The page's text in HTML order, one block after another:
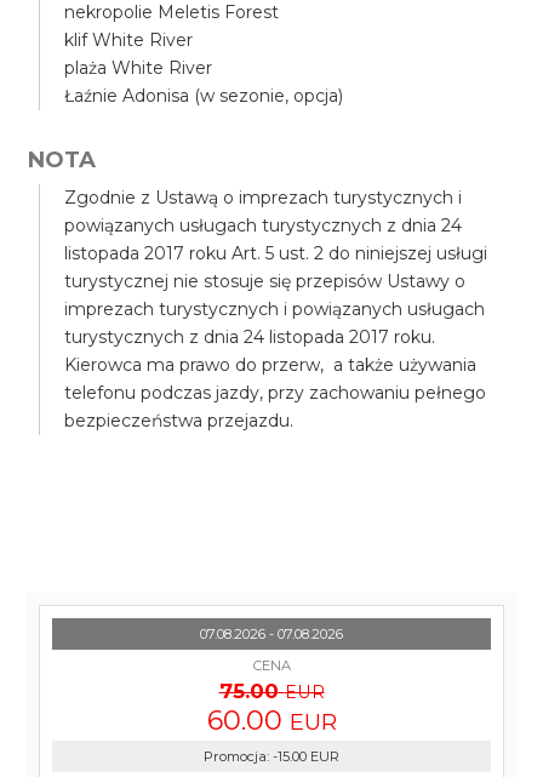
nekropolie Meletis Forest
klif White River
plaża White River
Łaźnie Adonisa (w sezonie, opcja)
NOTA
Zgodnie z Ustawą o imprezach turystycznych i
powiązanych usługach turystycznych z dnia 24
listopada 2017 roku Art. 5 ust. 2 do niniejszej usługi
turystycznej nie stosuje się przepisów Ustawy o
imprezach turystycznych i powiązanych usługach
turystycznych z dnia 24 listopada 2017 roku.
Kierowca ma prawo do przerw, a także używania
telefonu podczas jazdy, przy zachowaniu pełnego
bezpieczeństwa przejazdu.
07.08.2026 - 07.08.2026
CENA
75.00 EUR
60.00 EUR
Promocja: -15.00 EUR